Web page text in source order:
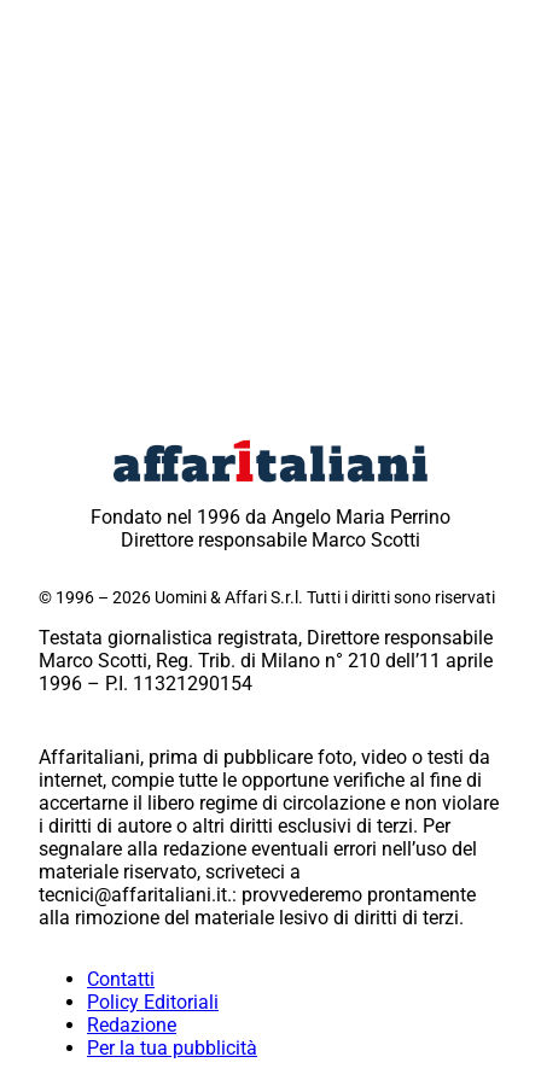
Fondato nel 1996 da Angelo Maria Perrino
Direttore responsabile Marco Scotti
© 1996 – 2026 Uomini & Affari S.r.l. Tutti i diritti sono riservati
Testata giornalistica registrata, Direttore responsabile
Marco Scotti, Reg. Trib. di Milano n° 210 dell’11 aprile
1996 – P.I. 11321290154
Affaritaliani, prima di pubblicare foto, video o testi da
internet, compie tutte le opportune verifiche al fine di
accertarne il libero regime di circolazione e non violare
i diritti di autore o altri diritti esclusivi di terzi. Per
segnalare alla redazione eventuali errori nell’uso del
materiale riservato, scriveteci a
tecnici@affaritaliani.it.: provvederemo prontamente
alla rimozione del materiale lesivo di diritti di terzi.
Contatti
Policy Editoriali
Redazione
Per la tua pubblicità